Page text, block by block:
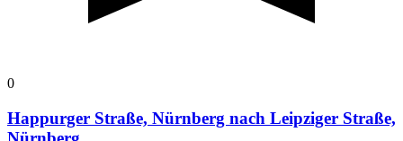
0
Happurger Straße, Nürnberg nach Leipziger Straße,